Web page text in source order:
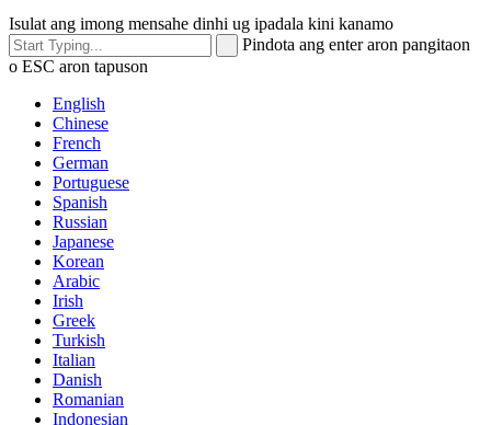
Isulat ang imong mensahe dinhi ug ipadala kini kanamo
Pindota ang enter aron pangitaon
o ESC aron tapuson
English
Chinese
French
German
Portuguese
Spanish
Russian
Japanese
Korean
Arabic
Irish
Greek
Turkish
Italian
Danish
Romanian
Indonesian